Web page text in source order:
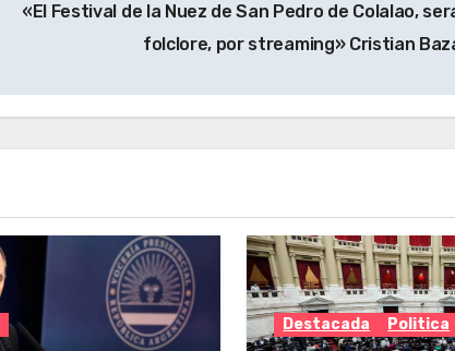
«El Festival de la Nuez de San Pedro de Colalao,
folclore, por streaming» Cristian
Destacada Politica